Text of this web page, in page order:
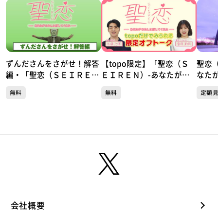
ずんださんをさがせ！解答
編・「聖恋（ＳＥＩＲＥ
してくれた-」
無料
【topo限定】「聖恋（Ｓ
ＥＩＲＥＮ）-あなたがわ
藤元揮＆菅原茉椰のオフト
無料
聖恋
なた
定額
会社概要